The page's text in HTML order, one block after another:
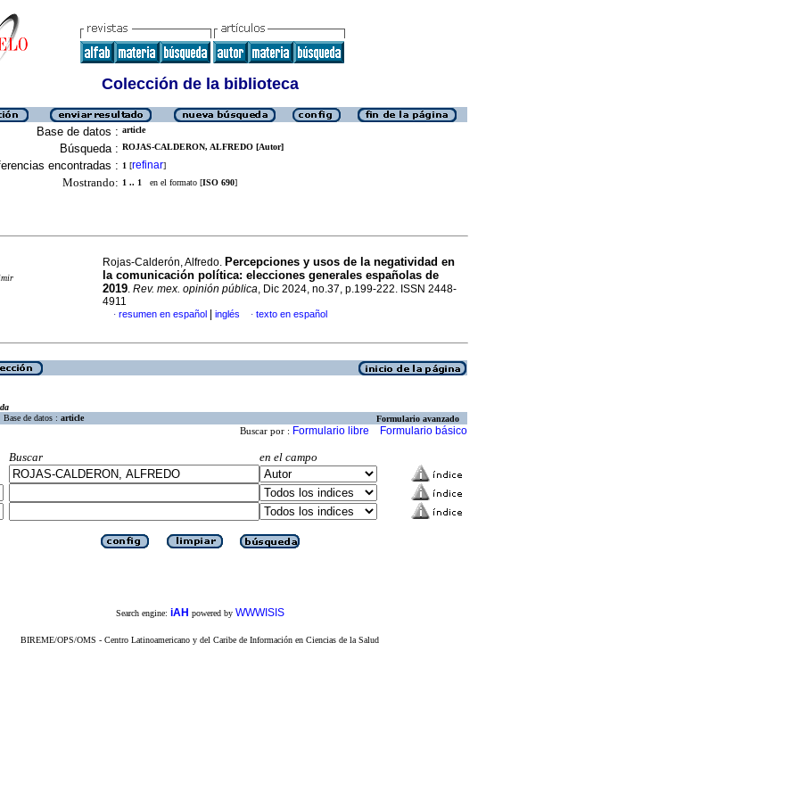
Colección de la biblioteca
Base de datos : article
Búsqueda : ROJAS-CALDERON, ALFREDO [Autor]
encontradas : 1 [refinar]
Mostrando: 1 .. 1 en el formato [ISO 690]
Rojas-Calderón, Alfredo. Percepciones y usos de la negatividad en
la comunicación política: elecciones generales españolas de
2019. Rev. mex. opinión pública, Dic 2024, no.37, p.199-222. ISSN 2448-
4911
· resumen en español inglés · texto en español
Base de datos : article Formulario avanzado
Buscar por : Formulario libre Formulario básico
Buscar
en el campo
Search engine: iAH powered by WWWISIS
BIREME/OPS/OMS - Centro Latinoamericano y del Caribe de Información en Ciencias de la Salud